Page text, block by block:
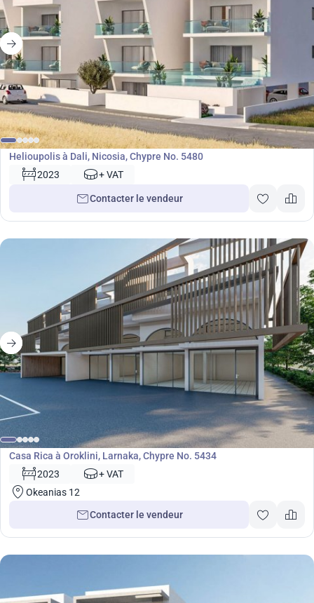
Développement
Helioupolis à Dali, Nicosia, Chypre No. 5480
2023
+ VAT
Contacter le vendeur
Développement
Casa Rica à Oroklini, Larnaka, Chypre No. 5434
2023
+ VAT
Okeanias 12
Contacter le vendeur